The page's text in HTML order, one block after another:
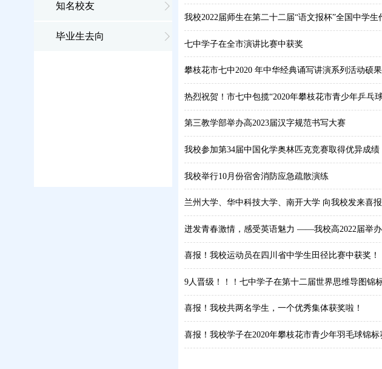
知名校友
毕业生去向
我校2022届师生在第二十二届“语文报杯”全国中学生
七中学子在全市演讲比赛中获奖
攀枝花市七中2020 年中华经典诵写讲演系列活动硕
热烈祝贺！市七中包揽“2020年攀枝花市青少年乒乓
第三教学部举办高2023届汉字规范书写大赛
我校参加第34届中国化学奥林匹克竞赛取得优异成绩
我校举行10月份宿舍消防应急疏散演练
兰州大学、华中科技大学、南开大学 向我校发来喜报
迸发青春激情，感受英语魅力 ——我校高2022届举办
喜报！我校运动员在四川省中学生田径比赛中获奖！
9人晋级！！！七中学子在第十二届世界思维导图锦
喜报！我校共两名学生，一个优秀集体获奖啦！
喜报！我校学子在2020年攀枝花市青少年羽毛球锦